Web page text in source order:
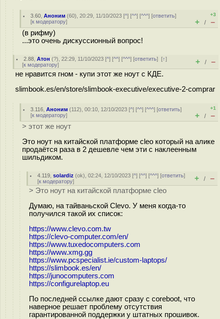
3.60 ,Аноним (60), 20:29, 11/10/2023 [^] [^^] [^^^] [ответить]
[к модератору]
+3
+ / –
(в рифму)
...это очень дискуссионный вопрос!
2.88 ,Атон (?), 22:29, 11/10/2023 [^] [^^] [^^^] [ответить][↑]
[к модератору] + / –
не нравится гном - купи этот же ноут с КДЕ.
slimbook.es/en/store/slimbook-executive/executive-2-comprar
3.116 ,Аноним (112), 00:10, 12/10/2023 [^] [^^] [^^^] [ответить]
[к модератору]
+1
+ / –
> этот же ноут
Это ноут на китайской платформе cleo который на алике
продаётся раза в 2 дешевле чем эти с наклеенным
шильдиком.
4.119 ,solardiz (ok), 02:24, 12/10/2023 [^] [^^] [^^^] [ответить]
[к модератору] + / –
> Это ноут на китайской платформе cleo
Думаю, на тайваньской Clevo. У меня когда-то
получился такой их список:
https://www.clevo.com.tw
https://clevo-computer.com/en/
https://www.tuxedocomputers.com
https://www.xmg.gg
https://www.pcspecialist.ie/custom-laptops/
https://slimbook.es/en/
https://junocomputers.com
https://configurelaptop.eu
По последней ссылке дают сразу с coreboot, что
наверное решает проблему отсутствия
гарантированной поддержки у штатных прошивок.